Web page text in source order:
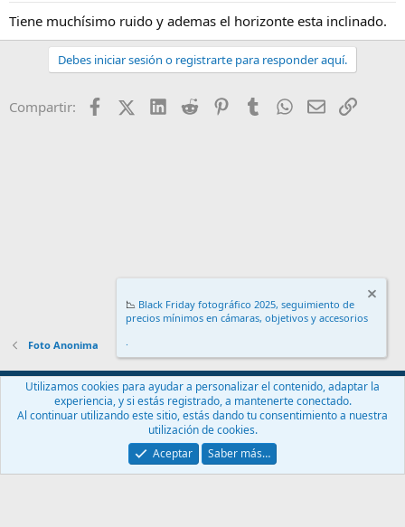
Tiene muchísimo ruido y ademas el horizonte esta inclinado.
Debes iniciar sesión o registrarte para responder aquí.
Compartir: FacebookX (Twitter)
LinkedIn
Reddit PinterestTumblr WhatsApp
EmailEnlace
Foto Anonima
Español (ES)
Contáctanos
Términos y reglas Política de privacidad
Ayuda
Community platform by XenForo® © 2010-2024 XenForo Ltd.
📉 Black Friday fotográfico 2025, seguimiento de
precios mínimos en cámaras, objetivos y accesorios
.
Utilizamos cookies para ayudar a personalizar el contenido, adaptar la
experiencia, y si estás registrado, a mantenerte conectado.
Al continuar utilizando este sitio, estás dando tu consentimiento a nuestra
utilización de cookies.
Aceptar
Saber más…